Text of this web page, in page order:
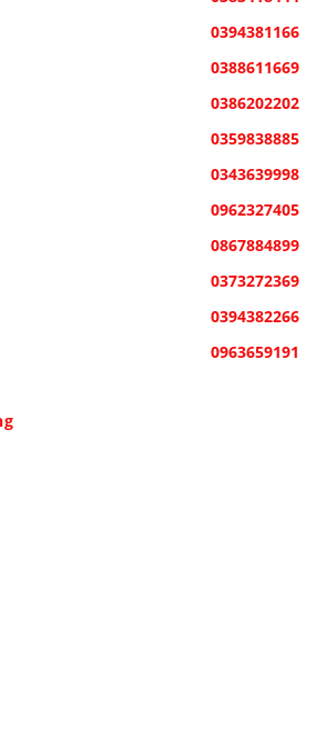
0394381166
0388611669
0386202202
0359838885
0343639998
0962327405
0867884899
0373272369
0394382266
0963659191